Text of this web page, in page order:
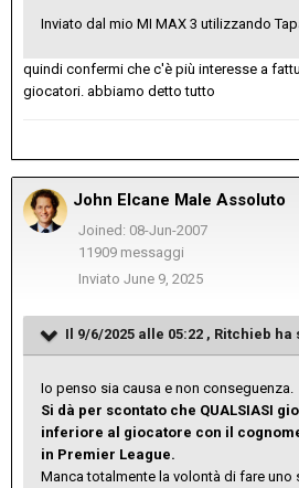
Inviato dal mio MI MAX 3 utilizzando
quindi confermi che c'è più interesse a
giocatori. abbiamo detto tutto
John Elcane Male Assoluto
Joined: 08-Jun-2007
11909 messaggi
Inviato June 9, 2025
Il 9/6/2025 alle 05:22 , Ritchieb ha
Io penso sia causa e non conseguenza.
Si dà per scontato che QUALSIASI
inferiore al giocatore con il
in Premier League.
Manca totalmente la volontà di fare